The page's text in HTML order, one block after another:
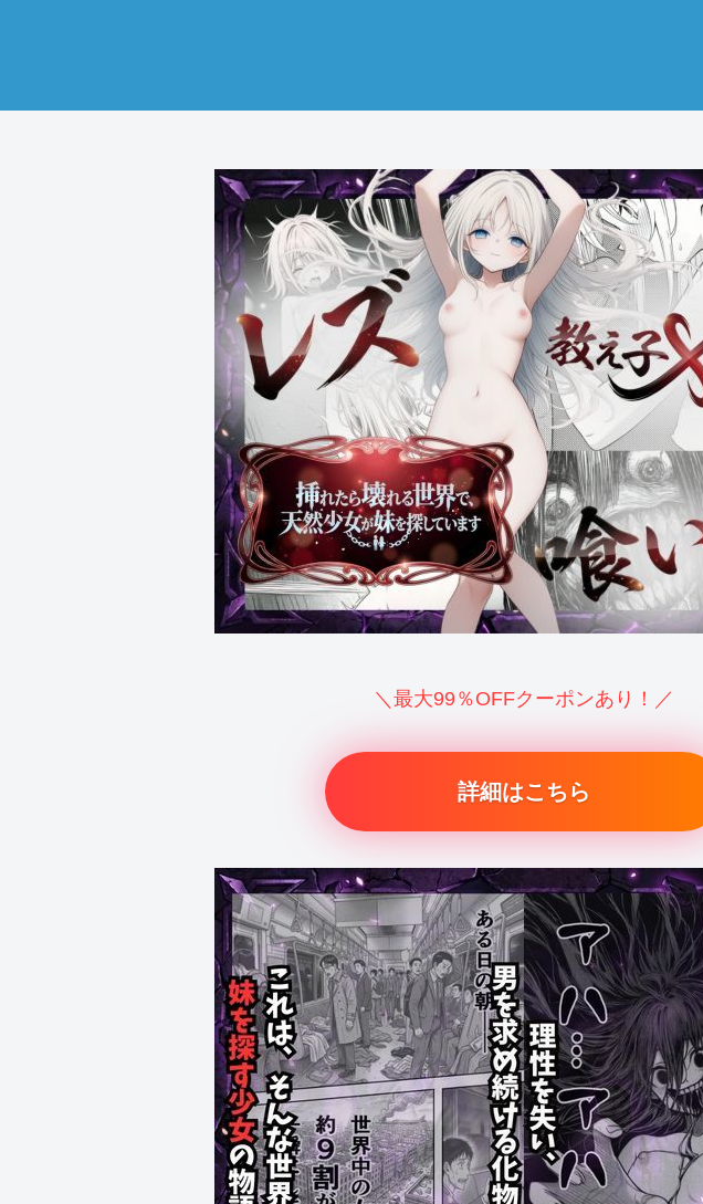
＼最大99％OFFクーポンあり！／
詳細はこちら